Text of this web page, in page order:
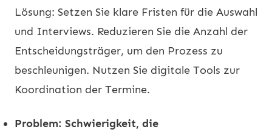
Lösung: Setzen Sie klare Fristen für die Auswahl
und Interviews. Reduzieren Sie die Anzahl der
Entscheidungsträger, um den Prozess zu
beschleunigen. Nutzen Sie digitale Tools zur
Koordination der Termine.
Problem: Schwierigkeit, die